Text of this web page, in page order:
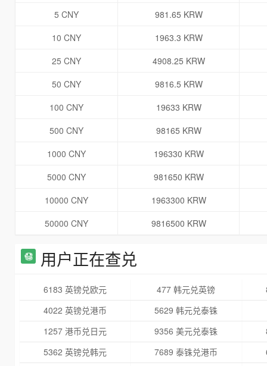
5 CNY
981.65 KRW
10 CNY
1963.3 KRW
25 CNY
4908.25 KRW
50 CNY
9816.5 KRW
100 CNY
19633 KRW
500 CNY
98165 KRW
1000 CNY
196330 KRW
5000 CNY
981650 KRW
10000 CNY
1963300 KRW
50000 CNY
9816500 KRW
用户正在查兑
6183 英镑兑欧元 477 韩元兑英镑
4022 英镑兑港币
5629 韩元兑泰铢
1257 港币兑日元
9356 美元兑泰铢
5362 英镑兑韩元
7689 泰铢兑港币